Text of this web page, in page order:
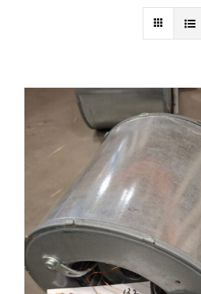
Dit leveren
Actueel
Over
Contact